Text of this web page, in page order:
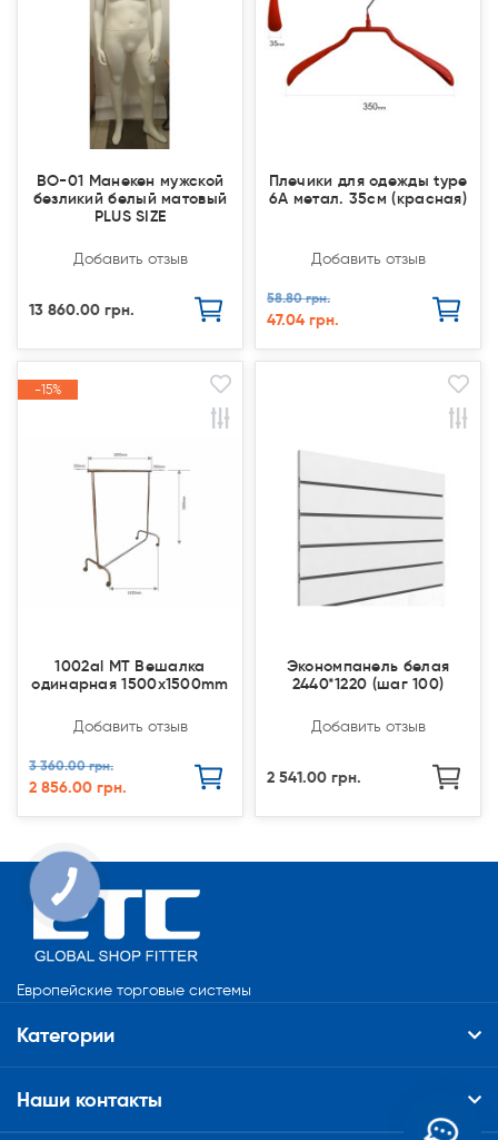
BO-01 Манекен мужской
безликий белый матовый
PLUS SIZE
Добавить отзыв
13 860.00 грн.
Плечики для одежды type
6А метал. 35см (красная)
Добавить отзыв
58.80 грн.
47.04 грн.
-15%
-15%
1002al MT Вешалка
одинарная 1500x1500mm
Добавить отзыв
3 360.00 грн.
2 856.00 грн.
Экономпанель белая
2440*1220 (шаг 100)
Добавить отзыв
2 541.00 грн.
Европейские торговые системы
Категории
Наши контакты